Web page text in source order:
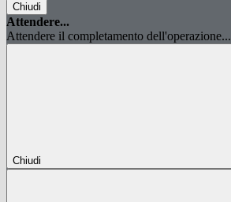
Chiudi
Attendere...
Attendere il completamento dell'operazione...
Chiudi